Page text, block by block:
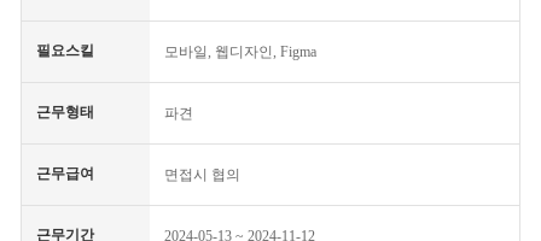
필요스킬 모바일, 웹디자인, Figma
근무형태 파견
근무급여 면접시 협의
근무기간 2024-05-13 ~ 2024-11-12